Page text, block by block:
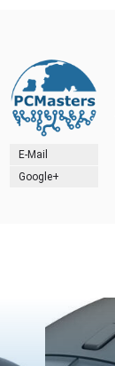
E-Mail
Google+